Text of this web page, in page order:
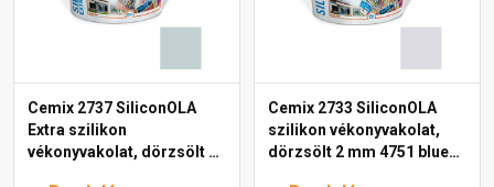
Cemix 2737 SiliconOLA
Extra szilikon
vékonyvakolat, dörzsölt 2
Cemix 2733 SiliconOLA
szilikon vékonyvakolat,
dörzsölt 2 mm 4751 blue